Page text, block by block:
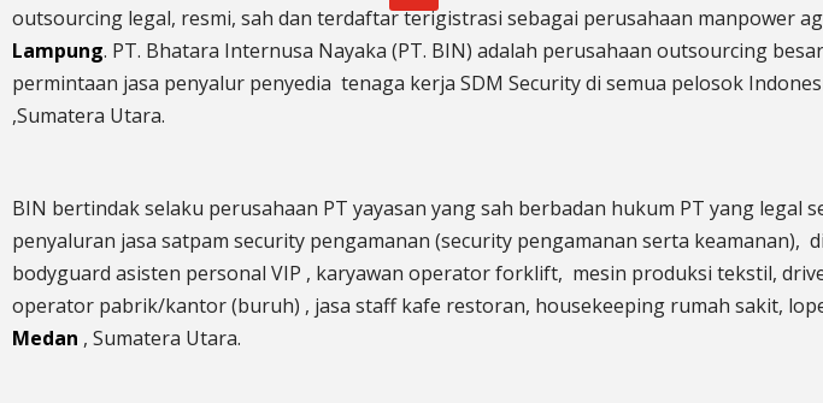
outsourcing legal, resmi, sah dan terdaftar terigistrasi sebagai perusahaan manpower
Lampung. PT. Bhatara Internusa Nayaka (PT. BIN) adalah perusahaan outsourcing
permintaan jasa penyalur penyedia tenaga kerja SDM Security di semua pelosok
,Sumatera Utara.
BIN bertindak selaku perusahaan PT yayasan yang sah berbadan hukum PT yang legal
penyaluran jasa satpam security pengamanan (security pengamanan serta keamanan),
bodyguard asisten personal VIP , karyawan operator forklift, mesin produksi tekstil,
operator pabrik/kantor (buruh) , jasa staff kafe restoran, housekeeping rumah sakit,
Medan , Sumatera Utara.